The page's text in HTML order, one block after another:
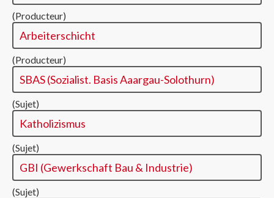
(Producteur)
Arbeiterschicht
(Producteur)
SBAS (Sozialist. Basis Aaargau-Solothurn)
(Sujet)
Katholizismus
(Sujet)
GBI (Gewerkschaft Bau & Industrie)
(Sujet)